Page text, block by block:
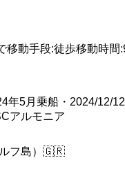
移動手段:徒歩移動時間:
年5月乗船・2024/12/
アルモニア
フ島） 🇬🇷